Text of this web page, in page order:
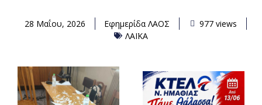
28 Μαΐου, 2026 Εφημερίδα ΛΑΟΣ
977 views
ΛΑΪΚΑ